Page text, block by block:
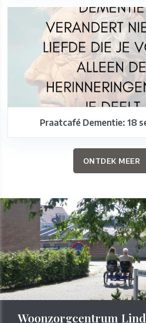
Praatcafé Dementie: 18
ONTDEK MEER
Woonzorgcentrum